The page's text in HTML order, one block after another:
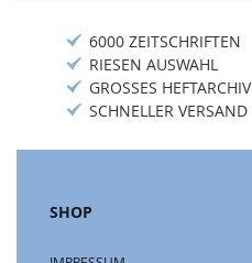
6000 ZEITSCHRIFTEN
RIESEN AUSWAHL
GROSSES HEFTARCHIV
SCHNELLER VERSAND
SHOP